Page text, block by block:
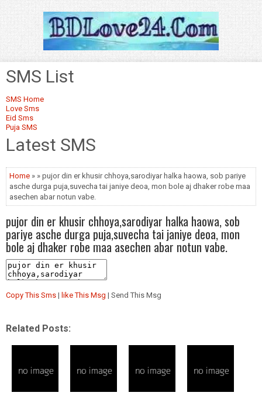
SMS List
SMS Home
Love Sms
Eid Sms
Puja SMS
Latest SMS
Home » » pujor din er khusir chhoya,sarodiyar halka haowa, sob pariye
asche durga puja,suvecha tai janiye deoa, mon bole aj dhaker robe maa
asechen abar notun vabe.
pujor din er khusir chhoya,sarodiyar halka haowa, sob
pariye asche durga puja,suvecha tai janiye deoa, mon
bole aj dhaker robe maa asechen abar notun vabe.
Copy This Sms | like This Msg | Send This Msg
Related Posts: